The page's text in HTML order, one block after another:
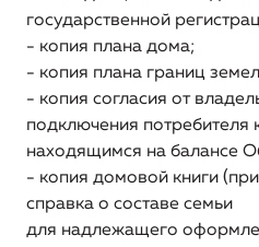
товары (услуги)
Информация о наличии
возможности
присоединения) к
регистрации и ходе
подключение
системе водоснабжения
Информация о порядке
государственной
- копия плана дома;
- копия плана границ
- копия согласия от
подключения потребителя
находящимся на балансе
- копия домовой книги
справка о составе семьи
для надлежащего